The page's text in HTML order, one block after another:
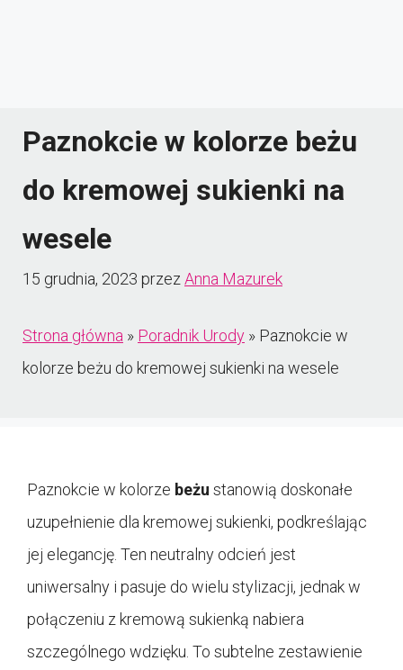
Paznokcie w kolorze beżu
do kremowej sukienki na
wesele
15 grudnia, 2023 przez Anna Mazurek
Strona główna » Poradnik Urody » Paznokcie w
kolorze beżu do kremowej sukienki na wesele
Paznokcie w kolorze beżu stanowią doskonałe
uzupełnienie dla kremowej sukienki, podkreślając
jej elegancję. Ten neutralny odcień jest
uniwersalny i pasuje do wielu stylizacji, jednak w
połączeniu z kremową sukienką nabiera
szczególnego wdzięku. To subtelne zestawienie